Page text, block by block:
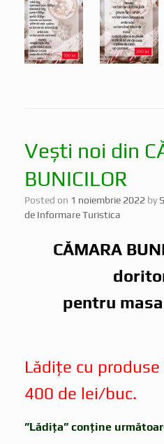
Vești noi din
BUNICILOR
Posted on 1 noiembrie 2022 by
de Informare Turistica
CĂMARA
pentru
Lădițe cu
400 de lei/buc.
”Lădița” conține